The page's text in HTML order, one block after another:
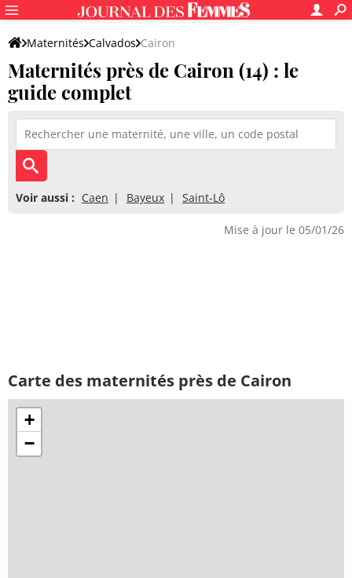
Maternités Calvados Cairon
Maternités près de Cairon (14) : le
guide complet
Voir aussi : Caen Bayeux Saint-Lô
Mise à jour le 05/01/26
Carte des maternités près de Cairon
+
−